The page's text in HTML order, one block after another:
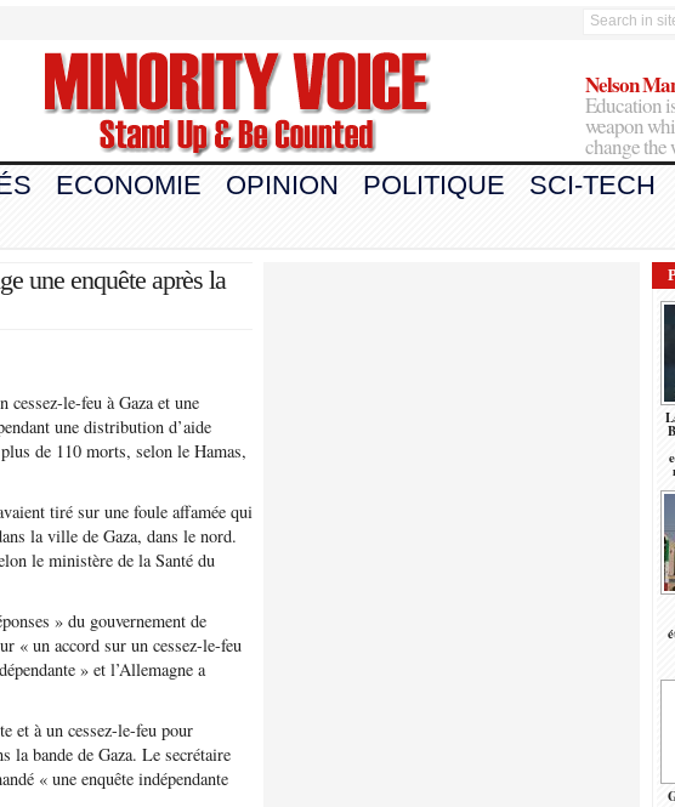
Nelson
Education
weapon
change the
ECONOMIE OPINION POLITIQUE SCI-TECH
une enquête après la
cessez-le-feu à Gaza et une
une distribution d’aide
de 110 morts, selon le Hamas,
tiré sur une foule affamée qui
la ville de Gaza, dans le nord.
le ministère de la Santé du
» du gouvernement de
« un accord sur un cessez-le-feu
» et l’Allemagne a
et à un cessez-le-feu pour
la bande de Gaza. Le secrétaire
« une enquête indépendante